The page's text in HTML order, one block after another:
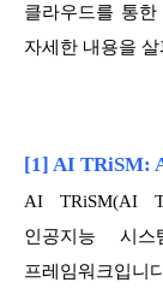
클라우드를 통
자세한 내용을
[1] AI TRiSM:
AI TRiSM(AI
인공지능 시
프레임워크입니